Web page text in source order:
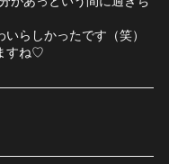
らしかったです（笑）
すね♡